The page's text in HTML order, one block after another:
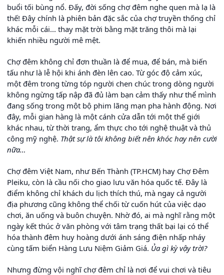
buổi tối bùng nổ. Đấy, đời sống chợ đêm nghe quen mà lạ là
thế! Đây chính là phiên bản đặc sắc của chợ truyền thống chỉ
khác mỗi cái... thay mặt trời bằng mặt trăng thôi mà lại
khiến nhiều người mê mệt.
Chợ đêm không chỉ đơn thuần là để mua, để bán, mà biến
tấu như là lễ hội khi ánh đèn lên cao. Từ góc độ cảm xúc,
một đêm trong từng tóp người chen chúc trong dòng người
không ngừng tấp nập đã đủ làm bạn cảm thấy như thể mình
đang sống trong một bộ phim lãng mạn pha hành động. Nơi
đây, mỗi gian hàng là một cánh cửa dẫn tới một thế giới
khác nhau, từ thời trang, ẩm thực cho tới nghệ thuật và thủ
công mỹ nghệ. Thật sự là tôi không biết nên khóc hay nên cười
nữa…
Chợ đêm Việt Nam, như Bến Thành (TP.HCM) hay Chợ Đêm
Pleiku, còn là cầu nối cho giao lưu văn hóa quốc tế. Đây là
điểm không chỉ khách du lịch thích thú, mà ngay cả người
địa phương cũng không thể chối từ cuốn hút của việc dạo
chơi, ăn uống và buôn chuyện. Nhờ đó, ai mà nghĩ rằng một
ngày kết thúc ở văn phòng với tâm trạng thất bại lại có thể
hóa thành đêm huy hoàng dưới ánh sáng điện nhấp nháy
cùng tấm biển Hàng Lưu Niệm Giảm Giá. Ủa gì kỳ vậy trời?
Nhưng đừng vội nghĩ chợ đêm chỉ là nơi để vui chơi và tiêu